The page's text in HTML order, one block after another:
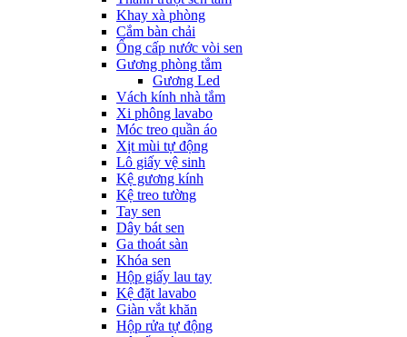
Khay xà phòng
Cắm bàn chải
Ống cấp nước vòi sen
Gương phòng tắm
Gương Led
Vách kính nhà tắm
Xi phông lavabo
Móc treo quần áo
Xịt mùi tự động
Lô giấy vệ sinh
Kệ gương kính
Kệ treo tường
Tay sen
Dây bát sen
Ga thoát sàn
Khóa sen
Hộp giấy lau tay
Kệ đặt lavabo
Giàn vắt khăn
Hộp rửa tự động